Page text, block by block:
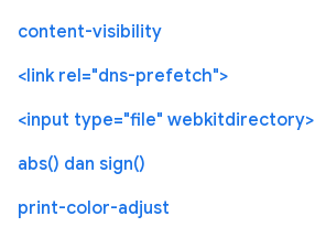
content-visibility
<link rel="dns-prefetch">
<input type="file" webkitdirectory>
abs() dan sign()
print-color-adjust